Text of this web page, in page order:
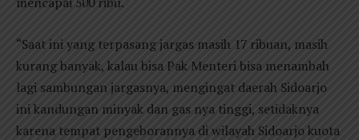
“Saat ini yang terpasang jargas masih 17 ribuan, masih
kurang banyak, kalau bisa Pak Menteri bisa menambah
lagi sambungan jargasnya, mengingat daerah Sidoarjo
ini kandungan minyak dan gas nya tinggi, setidaknya
karena tempat pengeborannya di wilayah Sidoarjo kuota